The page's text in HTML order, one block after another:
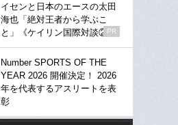
イセンと日本のエースの太田
海也「絶対王者から学ぶこ
と」《ケイリン国際対談②》
PR
Number SPORTS OF THE
YEAR 2026 開催決定！ 2026
年を代表するアスリートを表
彰